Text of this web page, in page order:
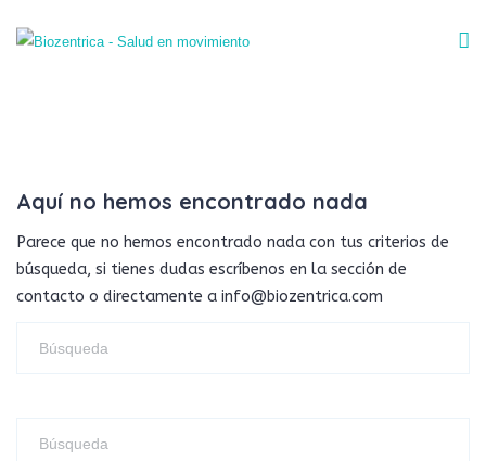
Aquí no hemos encontrado nada
Parece que no hemos encontrado nada con tus criterios de
búsqueda, si tienes dudas escríbenos en la sección de
contacto o directamente a info@biozentrica.com